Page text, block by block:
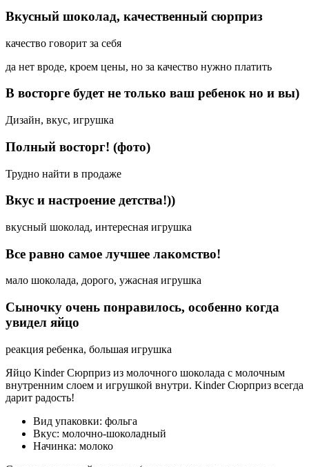
Вкусный шоколад, качественный сюрприз
качество говорит за себя
да нет вроде, кроем цены, но за качество нужно платить
В восторге будет не только ваш ребенок но и вы)
Дизайн, вкус, игрушка
Полный восторг! (фото)
Трудно найти в продаже
Вкус и настроение детства!))
вкусный шоколад, интересная игрушка
Все равно самое лучшее лакомство!
мало шоколада, дорого, ужасная игрушка
Сыночку очень понравилось, особенно когда
увидел яйцо
реакция ребенка, большая игрушка
Яйцо Kinder Сюрприз из молочного шоколада c молочным
внутренним слоем и игрушкой внутри. Kinder Сюрприз всегда
дарит радость!
Вид упаковки: фольга
Вкус: молочно-шоколадный
Начинка: молоко